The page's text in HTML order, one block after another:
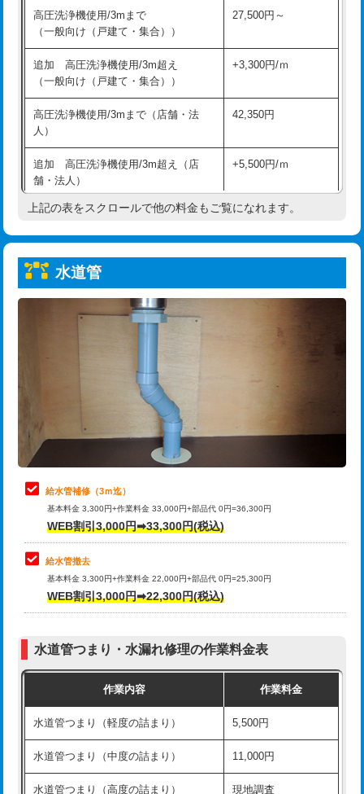
給水管工事※（支持金具設置)
給水管工事※（保温材使用（バンド止
め込み）)
5,500円
給水管工事※（土の掘削・埋め戻し作
業)
11,000円
給水管工事※（塩ビ管（VP・HI）使
用/3ｍまで)
33,000円
給水管工事※（塩ビ管（VP・HI）使
+8,800円
給水管工事※（ライニング鋼管・銅
管・ポリ管・HT管使用/3ｍまで)
給水管工事※（ライニング鋼管・銅
管・ポリ管・HT管使用/3ｍ超え)
排水管工事（土の掘削・埋め戻し作
11,000円~
排水管工事（排水管工事/3ｍまで） 55,000円
排水管工事（追加 排水管工事/3ｍ超
マス交換（土の掘削・埋め戻し作業）
マス交換（深さ50㎝未満）
マス交換（深さ50㎝以上）
コンクリート斫り（厚さ10㎝まで）
モルタル補修（厚さ10㎝超え） 38,500円
洗面台設置 38,500円
化粧台設置 22,000円
高圧洗浄機使用/3mまで
（一般向け（戸建て・集合））
27,500円～
追加 高圧洗浄機使用/3m超え
（一般向け（戸建て・集合））
+3,300円/ｍ
高圧洗浄機使用/3mまで（店舗・法
人）
42,350円
追加 高圧洗浄機使用/3m超え（店
舗・法人）
+5,500円/ｍ
高度高圧洗浄換 現地調査
トーラー機使用/3mまで
追加トーラー機使用/3m超え
33,000円
8,800円
止水・漏水調査・防水処理・清掃・修
理・調整・分解・加工など（軽作業）
11,000円
止水・漏水調査・防水処理・清掃・修
理・調整・分解・加工など（中作業）
止水・漏水調査・防水処理・清掃・修
理・調整・分解・加工など（重作業）
33,000円
その他部品の脱着
交換・取付（タンク）
式）)
式・ワンホール）)
交換・取付(排水栓・排水トラップ
22,000円+材料費
上記の表をスクロールで他の料金もご覧になれます。
水道管
給水管補修（3ｍ迄）
基本料金 3,300円+作業料金 33,000円+部品代 0円=36,300円
WEB割引3,000円➡33,300円(税込)
給水管撤去
基本料金 3,300円+作業料金 22,000円+部品代 0円=25,300円
WEB割引3,000円➡22,300円(税込)
水道管つまり・水漏れ修理の作業料金表
作業内容 作業料金
水道管つまり（軽度の詰まり） 5,500円
水道管つまり（中度の詰まり） 11,000円
水道管つまり（高度の詰まり） 現地調査